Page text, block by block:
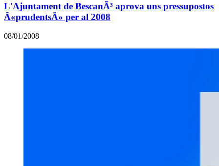
L'Ajuntament de BescanÃ³ aprova uns pressupostos
Â«prudentsÂ» per al 2008
08/01/2008